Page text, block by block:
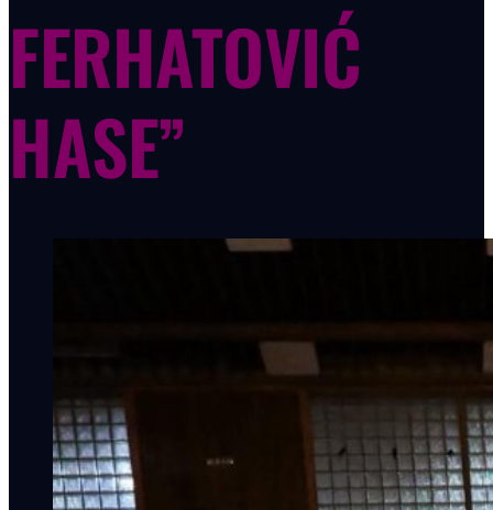
FERHATOVIĆ
HASE”